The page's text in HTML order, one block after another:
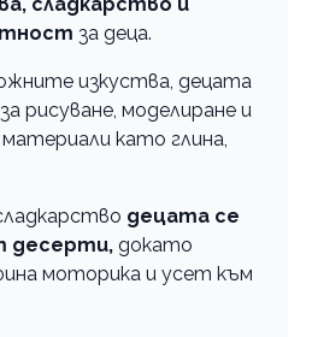
за деца.
изкуства, децата
рисуване, моделиране и
като глина,
децата се
десерти, докато
моторика и усет към